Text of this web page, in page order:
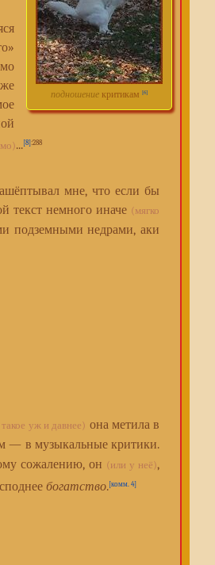
подношение критикам [6]
...[8] :288
мне, что если бы
текст немного иначе (мягко
подземными недрами, аки
уж и давнее) она метила в
— в музыкальные критики.
сожалению, он (или у неё),
богатство.[комм. 4]